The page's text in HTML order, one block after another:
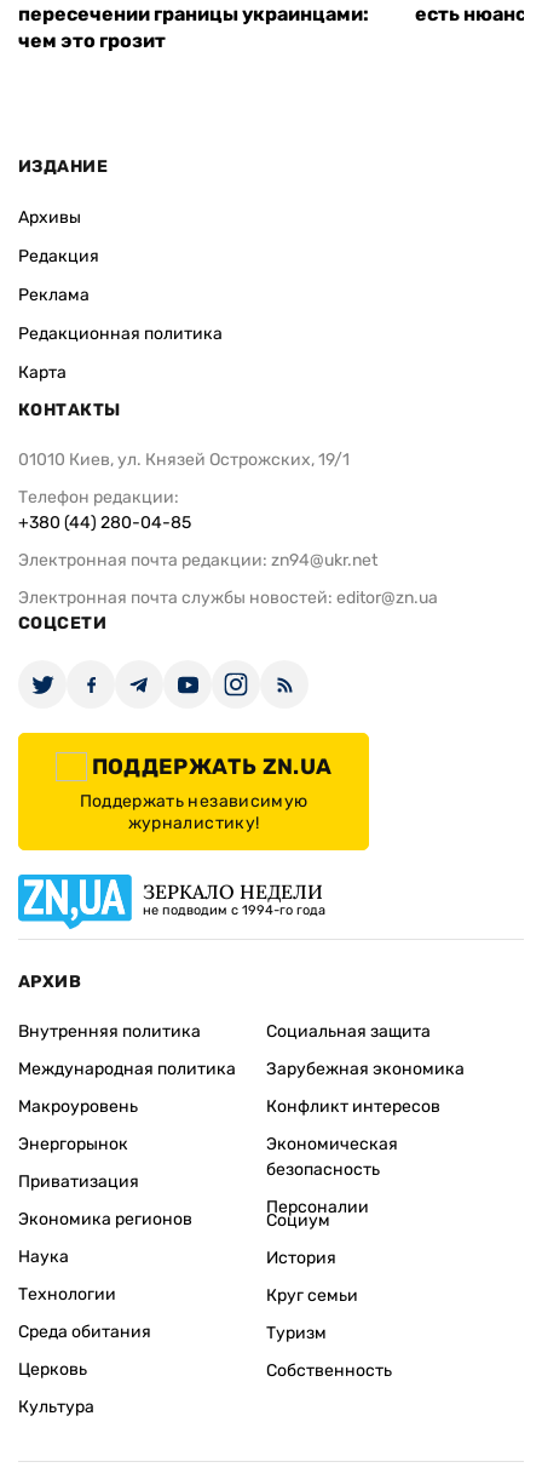
пересечении границы украинцами:
чем это грозит
есть нюанс
ИЗДАНИЕ
Архивы
Редакция
Реклама
Редакционная политика
Карта
КОНТАКТЫ
01010 Киев, ул. Князей Острожских, 19/1
Телефон редакции:
+380 (44) 280-04-85
Электронная почта редакции: zn94@ukr.net
Электронная почта службы новостей: editor@zn.ua
СОЦСЕТИ
ПОДДЕРЖАТЬ ZN.UA
Поддержать независимую
журналистику!
ЗЕРКАЛО НЕДЕЛИ
не подводим с 1994-го года
АРХИВ
Внутренняя политика
Международная политика
Макроуровень
Энергорынок
Приватизация
Экономика регионов
Социальная защита
Зарубежная экономика
Конфликт интересов
Экономическая
безопасность
Персоналии
Наука
Технологии
Среда обитания
Церковь
Культура
Социум
История
Круг семьи
Туризм
Собственность